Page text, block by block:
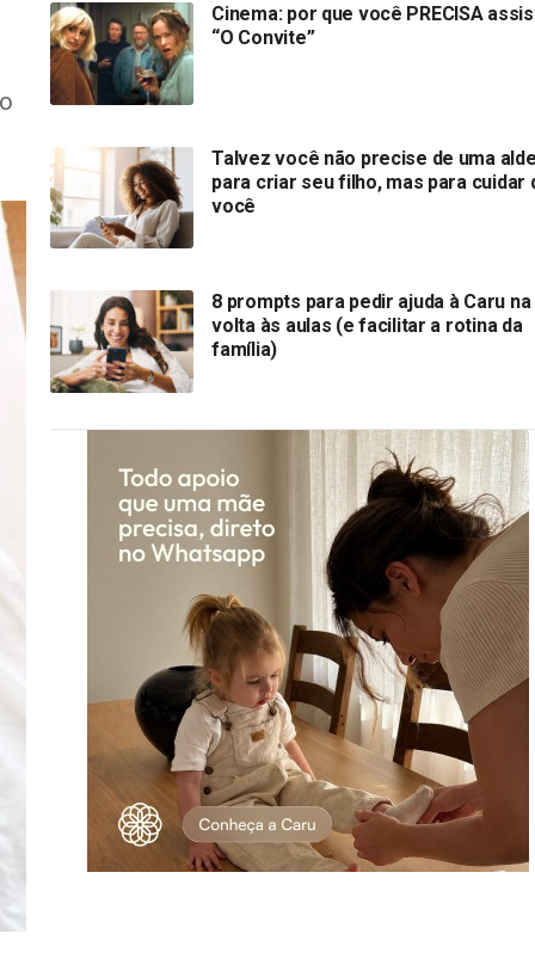
Cinema: por que você PRECISA
“O Convite”
Talvez você não precise de uma
para criar seu filho, mas para cuidar
você
8 prompts para pedir ajuda à Caru na
volta às aulas (e facilitar a rotina da
família)